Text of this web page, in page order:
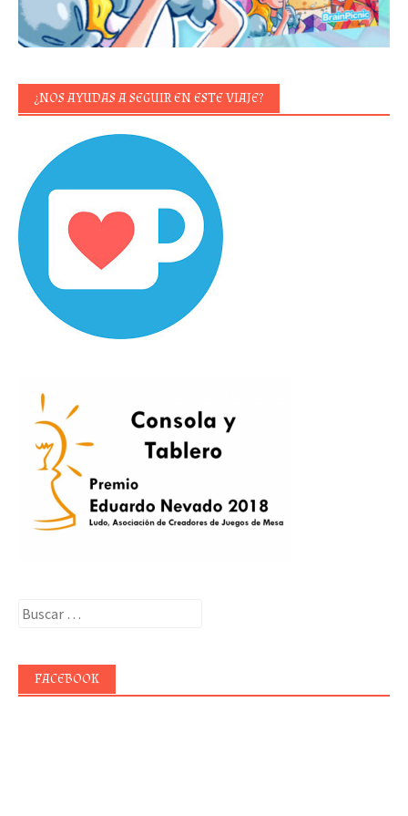
¿NOS AYUDAS A SEGUIR EN ESTE VIAJE?
Buscar:
FACEBOOK